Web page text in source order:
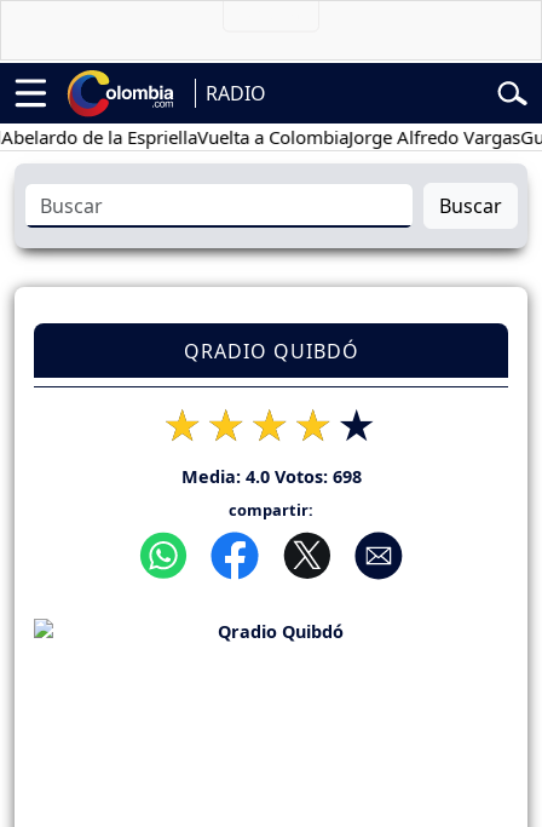
RADIO
de la EspriellaVuelta a ColombiaJorge Alfredo Vargas
Buscar
QRADIO QUIBDÓ
Media: 4.0Votos: 698
compartir: